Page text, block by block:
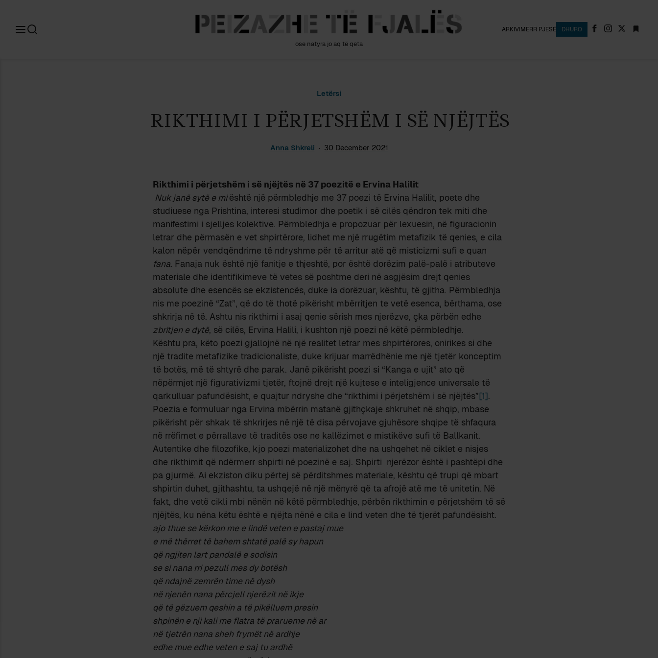
ose natyra jo aq të qeta
ARKIVIMERR PJESË DHURO
Letërsi
RIKTHIMI I PËRJETSHËM I SË NJËJTËS
Anna Shkreli 30 December 2021
Rikthimi i përjetshëm i së njëjtës në 37 poezitë e Ervina Halilit
Nuk janë sytë e miështë një përmbledhje me 37 poezi të Ervina Halilit, poete dhe
studiuese nga Prishtina, interesi studimor dhe poetik i së cilës qëndron tek miti dhe
manifestimi i sjelljes kolektive. Përmbledhja e propozuar për lexuesin, në figuracionin
letrar dhe përmasën e vet shpirtërore, lidhet me një rrugëtim metafizik të qenies, e cila
kalon nëpër vendqëndrime të ndryshme për të arritur atë që misticizmi sufi e quan
fana. Fanaja nuk është një fanitje e thjeshtë, por është dorëzim palë-palë i atributeve
materiale dhe identifikimeve të vetes së poshtme deri në asgjësim drejt qenies
absolute dhe esencës se ekzistencës, duke ia dorëzuar, kështu, të gjitha. Përmbledhja
nis me poezinë “Zat”, që do të thotë pikërisht mbërritjen te vetë esenca, bërthama, ose
shkrirja në të. Ashtu nis rikthimi i asaj qenie sërish mes njerëzve, çka përbën edhe
zbritjen e dytë, së cilës, Ervina Halili, i kushton një poezi në këtë përmbledhje.
Kështu pra, këto poezi gjallojnë në një realitet letrar mes shpirtërores, onirikes si dhe
një tradite metafizike tradicionaliste, duke krijuar marrëdhënie me një tjetër konceptim
të botës, më të shtyrë dhe parak. Janë pikërisht poezi si “Kanga e ujit” ato që
nëpërmjet një figurativizmi tjetër, ftojnë drejt një kujtese e inteligjence universale të
qarkulluar pafundësisht, e quajtur ndryshe dhe “rikthimi i përjetshëm i së njëjtës”[1].
Poezia e formuluar nga Ervina mbërrin matanë gjithçkaje shkruhet në shqip, mbase
pikërisht për shkak të shkrirjes në një të disa përvojave gjuhësore shqipe të shfaqura
në rrëfimet e përrallave të traditës ose ne kallëzimet e mistikëve sufi të Ballkanit.
Autentike dhe filozofike, kjo poezi materializohet dhe na ushqehet në ciklet e nisjes
dhe rikthimit që ndërmerr shpirti në poezinë e saj. Shpirti njerëzor është i pashtëpi dhe
pa gjurmë. Ai ekziston diku përtej së përditshmes materiale, kështu që trupi që mbart
shpirtin duhet, gjithashtu, ta ushqejë në një mënyrë që ta afrojë atë me të unitetin. Në
fakt, dhe vetë cikli mbi nënën në këtë përmbledhje, përbën rikthimin e përjetshëm të së
njëjtës, ku nëna këtu është e njëjta nënë e cila e lind veten dhe të tjerët pafundësisht.
ajo thue se kërkon me e lindë veten e pastaj mue
e më thërret të bahem shtatë palë sy hapun
që ngjiten lart pandalë e sodisin
se si nana rri pezull mes dy botësh
që ndajnë zemrën time në dysh
në njenën nana përcjell njerëzit në ikje
që të gëzuem qeshin a të pikëlluem presin
shpinën e nji kali me flatra të prarueme në ar
në tjetrën nana sheh frymët në ardhje
edhe mue edhe veten e saj tu ardhë